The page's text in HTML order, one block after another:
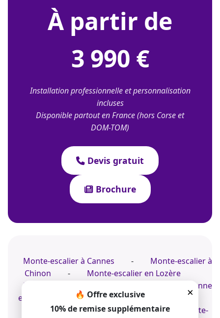
À partir de
3 990 €
Installation professionnelle et personnalisation
incluses
Disponible partout en France (hors Corse et
DOM-TOM)
Devis gratuit
Brochure
×
🔥 Offre exclusive
10% de remise supplémentaire
Monte-escalier à Cannes -
Monte-escalier à
Chinon
-
Monte-escalier en Lozère
Monte-escalier à Nantes
Monte-personne
en Alsace
Monte-personne à Amiens
Monte-personne dans le Centre
-
Monte-